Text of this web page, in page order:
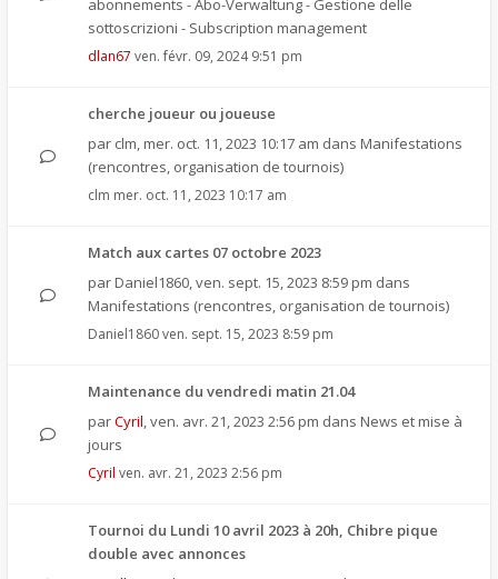
abonnements - Abo-Verwaltung - Gestione delle
sottoscrizioni - Subscription management
dlan67 ven. févr. 09, 2024 9:51 pm
cherche joueur ou joueuse
par clm, mer. oct. 11, 2023 10:17 am dans Manifestations
(rencontres, organisation de tournois)
clm mer. oct. 11, 2023 10:17 am
Match aux cartes 07 octobre 2023
par Daniel1860,ven. sept. 15, 2023 8:59 pm dans
Manifestations (rencontres, organisation de tournois)
Daniel1860ven. sept. 15, 2023 8:59 pm
Maintenance du vendredi matin 21.04
parCyril,ven. avr. 21, 2023 2:56 pm dans News et mise à
jours
Cyril ven. avr. 21, 2023 2:56 pm
Tournoi du Lundi 10 avril 2023 à 20h, Chibre pique
double avec annonces